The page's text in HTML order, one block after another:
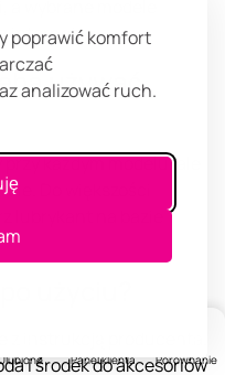
poprawić komfort
analizować ruch.
internet.
używać
każdym modelu, ale
Do większości
lubrykant na bazie
użyciu?
i środek do akcesoriów
Panel klienta Porównanie